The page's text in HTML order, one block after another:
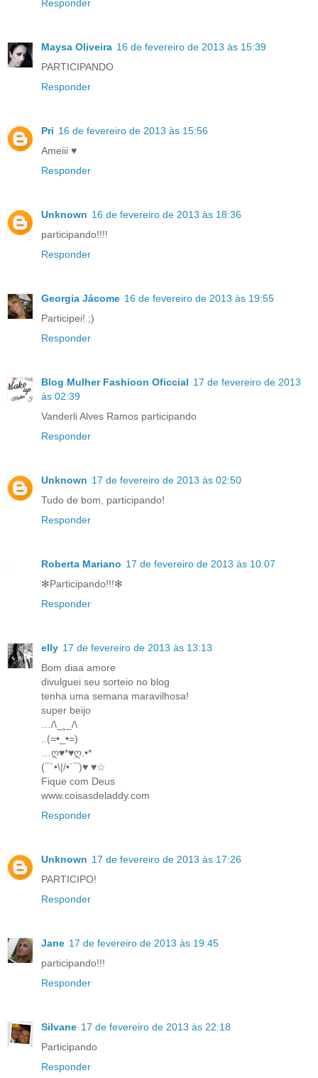
Responder
Maysa Oliveira 16 de fevereiro de 2013 às 15:39
PARTICIPANDO
Responder
Pri 16 de fevereiro de 2013 às 15:56
Ameiii ♥
Responder
Unknown 16 de fevereiro de 2013 às 18:36
participando!!!!
Responder
Georgia Jácome 16 de fevereiro de 2013 às 19:55
Participei! ;)
Responder
Blog Mulher Fashioon Oficcial 17 de fevereiro de 2013
às 02:39
Vanderli Alves Ramos participando
Responder
Unknown 17 de fevereiro de 2013 às 02:50
Tudo de bom, participando!
Responder
Roberta Mariano 17 de fevereiro de 2013 às 10:07
✻Participando!!!✻
Responder
elly 17 de fevereiro de 2013 às 13:13
Bom diaa amore
divulguei seu sorteio no blog
tenha uma semana maravilhosa!
super beijo
…/\_¸_/\
..(=•_•=)
…ღ♥*♥ღ.•*
(¯`•\|/•´¯)♥ ♥☆
Fique com Deus
www.coisasdeladdy.com
Responder
Unknown 17 de fevereiro de 2013 às 17:26
PARTICIPO!
Responder
Jane 17 de fevereiro de 2013 às 19:45
participando!!!
Responder
Silvane 17 de fevereiro de 2013 às 22:18
Participando
Responder